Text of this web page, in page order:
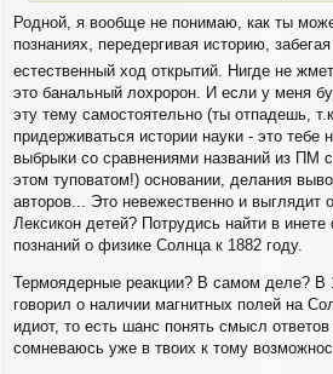
Родной, я вообще не понимаю, как ты
познаниях, передергивая историю,
естественный ход открытий. Нигде не
это банальный лохророн. И если у меня
эту тему самостоятельно (ты отпадешь,
придерживаться истории науки - это тебе
выбрыки со сравнениями названий из ПМ
этом туповатом!) основании, делания
авторов... Это невежественно и выглядит
Лексикон детей? Потрудись найти в инете
познаний о физике Солнца к 1882 году.
Термоядерные реакции? В самом деле? В
говорил о наличии магнитных полей на
идиот, то есть шанс понять смысл
сомневаюсь уже в твоих к тому